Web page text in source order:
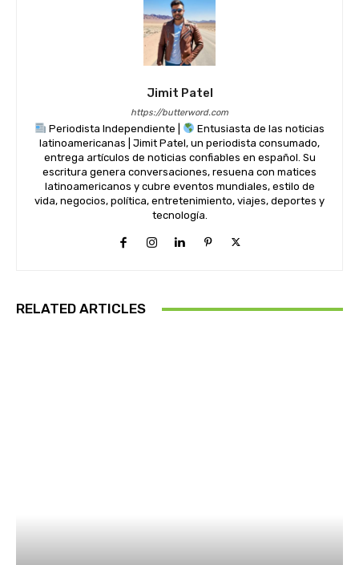
Jimit Patel
https://butterword.com
Periodista Independiente |
Entusiasta de las noticias
latinoamericanas | Jimit Patel, un periodista consumado,
entrega artículos de noticias confiables en español. Su
escritura genera conversaciones, resuena con matices
latinoamericanos y cubre eventos mundiales, estilo de
vida, negocios, política, entretenimiento, viajes, deportes y
tecnología.
RELATED ARTICLES